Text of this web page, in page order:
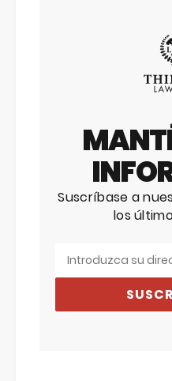
Suscríbase a
los